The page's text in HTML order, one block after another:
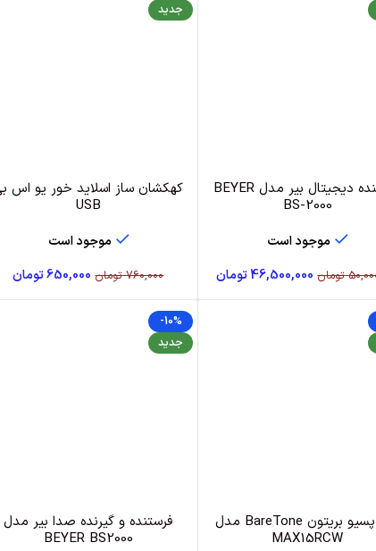
فرستنده دیجیتال بیر مدل BEYER
BS-2000
موجود است
تومان 46,500,000تومان
جدید
کهکشان ساز اسلاید خور یو اس
USB
موجود است
760,000 تومان 650,000تومان
باند پسیو بریتون BareTone مدل
MAX15RCW
-10%
جدید
فرستنده و گیرنده صدا بیر مدل
BEYER BS2000